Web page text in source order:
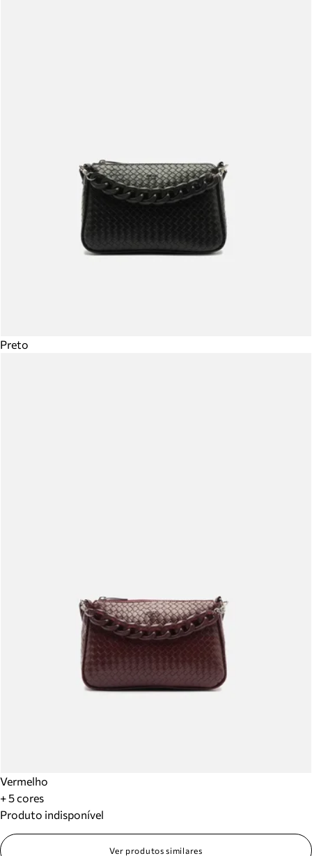
Preto
Vermelho
+ 5 cores
Produto indisponível
Ver produtos similares